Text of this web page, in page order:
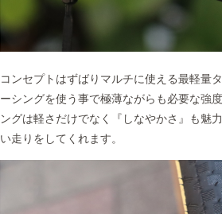
コンセプトはずばりマルチに使える最軽量
ーシングを使う事で極薄ながらも必要な強
ングは軽さだけでなく『しなやかさ』も魅
い走りをしてくれます。